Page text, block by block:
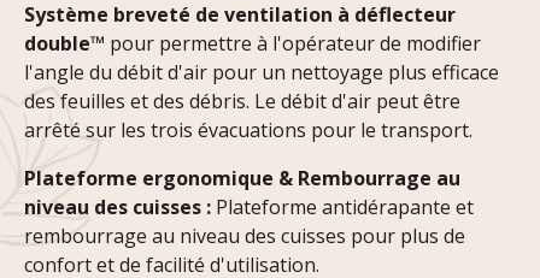
Système breveté de ventilation à déflecteur
double™ pour permettre à l'opérateur de modifier
l'angle du débit d'air pour un nettoyage plus efficace
des feuilles et des débris. Le débit d'air peut être
arrêté sur les trois évacuations pour le transport.
Plateforme ergonomique & Rembourrage au
niveau des cuisses : Plateforme antidérapante et
rembourrage au niveau des cuisses pour plus de
confort et de facilité d'utilisation.